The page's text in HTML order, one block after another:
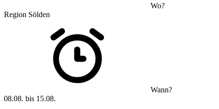
Wo?
Region Sölden
Wann?
08.08. bis 15.08.